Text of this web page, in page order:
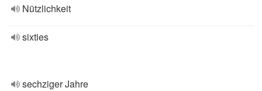
Nützlichkeit
sixties
sechziger Jahre